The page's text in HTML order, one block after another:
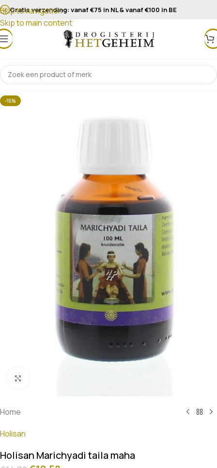
Skip to navigation
Skip to main content
Gratis verzending: vanaf €75 in NL & vanaf €100 in BE
-15%
Home
Holisan
Holisan Marichyadi taila maha